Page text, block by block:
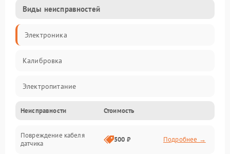
Виды неисправностей
Электроника
Калибровка
Электропитание
Датчики
Измерения
Неисправности Стоимость
Повреждение кабеля
датчика
500 ₽ Подробнее →